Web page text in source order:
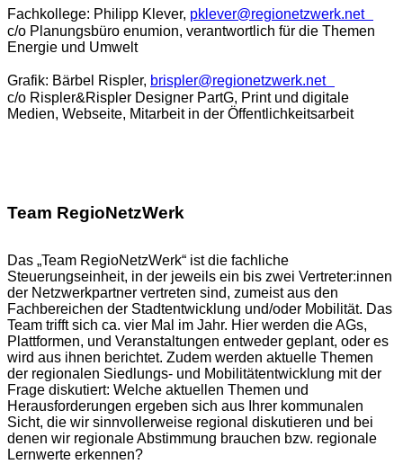
Fachkollege: Philipp Klever, pklever@regionetzwerk.net
c/o Planungsbüro enumion, verantwortlich für die Themen
Energie und Umwelt
Grafik: Bärbel Rispler, brispler@regionetzwerk.net
c/o Rispler&Rispler Designer PartG, Print und digitale
Medien, Webseite, Mitarbeit in der Öffentlichkeitsarbeit
Team RegioNetzWerk
Das „Team RegioNetzWerk“ ist die fachliche
Steuerungseinheit, in der jeweils ein bis zwei Vertreter:innen
der Netzwerkpartner vertreten sind, zumeist aus den
Fachbereichen der Stadtentwicklung und/oder Mobilität. Das
Team trifft sich ca. vier Mal im Jahr. Hier werden die AGs,
Plattformen, und Veranstaltungen entweder geplant, oder es
wird aus ihnen berichtet. Zudem werden aktuelle Themen
der regionalen Siedlungs- und Mobilitätentwicklung mit der
Frage diskutiert: Welche aktuellen Themen und
Herausforderungen ergeben sich aus Ihrer kommunalen
Sicht, die wir sinnvollerweise regional diskutieren und bei
denen wir regionale Abstimmung brauchen bzw. regionale
Lernwerte erkennen?